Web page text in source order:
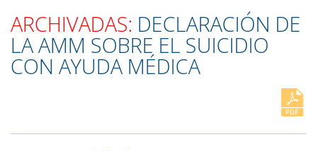
ARCHIVADAS: DECLARACIÓN DE
LA AMM SOBRE EL SUICIDIO
CON AYUDA MÉDICA